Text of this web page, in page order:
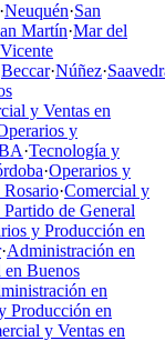
·Neuquén·San
Martín·Mar del
Vicente
Beccar·Núñez·
y Ventas en
y
·Tecnología y
·Operarios y
Rosario·Comercial y
de General
y Producción en
·Administración en
en Buenos
en
Producción en
y Ventas en